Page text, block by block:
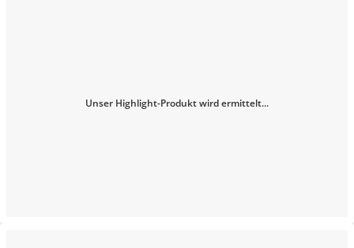
Unser Highlight-Produkt wird ermittelt...